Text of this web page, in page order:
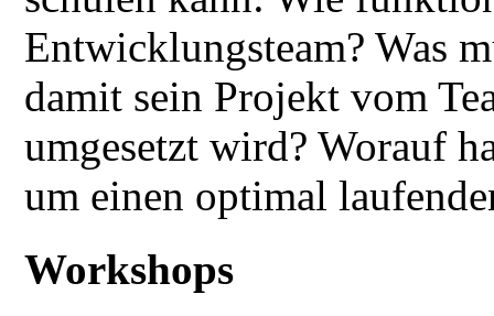
Entwicklungsteam? Was
damit sein Projekt vom
umgesetzt wird? Worauf
um einen optimal
Workshops